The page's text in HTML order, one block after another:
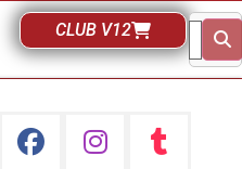
CLUB V12